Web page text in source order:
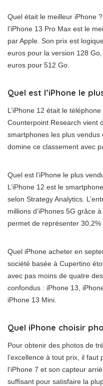
Quel était le meilleur iPhone
l’iPhone 13 Pro Max est le
par Apple. Son prix est
euros pour la version 128
euros pour 512 Go.
Quel est l’iPhone le
L’iPhone 12 était le
Counterpoint Research vient
smartphones les plus vendus
domine ce classement avec
Quel est l’iPhone le plus
L’iPhone 12 est le
selon Strategy Analytics.
millions d’iPhones 5G grâce
permet de représenter 30,2%
Quel iPhone acheter en
société basée à Cupertino
avec pas moins de quatre
confondus : iPhone 13,
iPhone 13 Mini.
Quel iPhone choisir
Pour obtenir des photos de
l’excellence à tout prix, il
l’iPhone 7 et son capteur
suffisant pour satisfaire la